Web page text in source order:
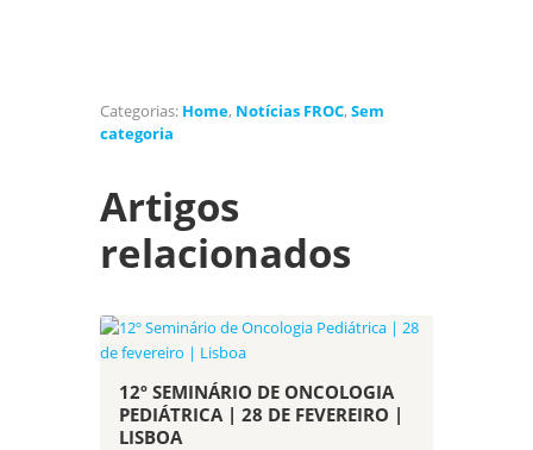
Categorias: Home, Notícias FROC, Sem
categoria
Artigos
relacionados
12º SEMINÁRIO DE ONCOLOGIA
PEDIÁTRICA | 28 DE FEVEREIRO |
LISBOA